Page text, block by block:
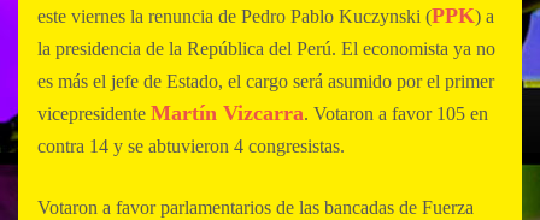
este viernes la renuncia de Pedro Pablo Kuczynski (PPK) a
la presidencia de la República del Perú. El economista ya no
es más el jefe de Estado, el cargo será asumido por el primer
vicepresidente Martín Vizcarra. Votaron a favor 105 en
contra 14 y se abtuvieron 4 congresistas.
Votaron a favor parlamentarios de las bancadas de Fuerza